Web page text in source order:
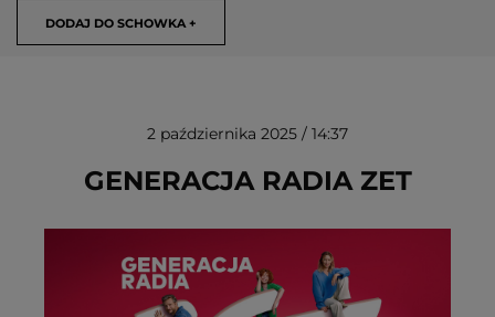
DODAJ DO SCHOWKA +
2 października 2025 / 14:37
GENERACJA RADIA ZET